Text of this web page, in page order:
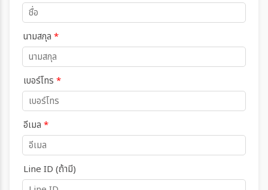
นามสกุล *
เบอร์โทร *
อีเมล *
Line ID (ถ้ามี)